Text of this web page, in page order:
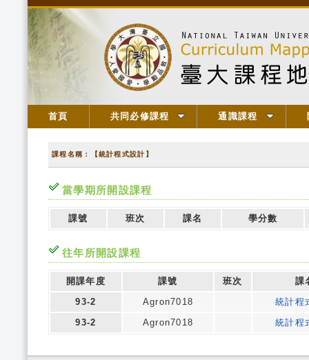
首頁 共同必修課程 通識課程
課程名稱：【統計程式設計】
當學期所開設課程
課號 班次 課名 學分數
往年所開設課程
開課年度 課號 班次
課
93-2
Agron7018
統計程
93-2
Agron7018 統計程